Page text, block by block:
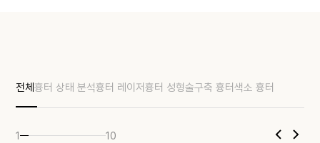
전체흉터 상태 분석흉터 레이저흉터 성형술구축 흉터색소 흉터
1 10